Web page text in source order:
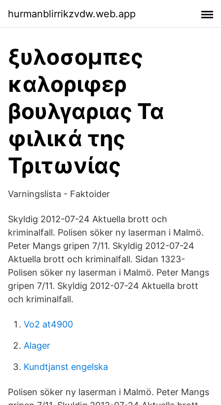
hurmanblirrikzvdw.web.app
ξυλοσομπες
καλοριφερ
βουλγαριας Τα
φιλικά της
Τριτωνίας
Varningslista - Faktoider
Skyldig 2012-07-24 Aktuella brott och
kriminalfall. Polisen söker ny laserman i Malmö.
Peter Mangs gripen 7/11. Skyldig 2012-07-24
Aktuella brott och kriminalfall. Sidan 1323-
Polisen söker ny laserman i Malmö. Peter Mangs
gripen 7/11. Skyldig 2012-07-24 Aktuella brott
och kriminalfall.
Vo2 at4900
Alager
Kundtjanst engelska
Polisen söker ny laserman i Malmö. Peter Mangs